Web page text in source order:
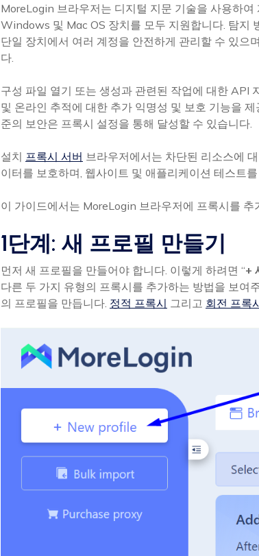
MoreLogin 브라우저는 디지털 지문 기술을 사용하여
Windows 및 Mac OS 장치를 모두 지원합니다. 탐지
단일 장치에서 여러 계정을 안전하게 관리할 수 있으
다.
구성 파일 열기 또는 생성과 관련된 작업에 대한 API
및 온라인 추적에 대한 추가 익명성 및 보호 기능을
준의 보안은 프록시 설정을 통해 달성할 수 있습니다.
설치 프록시 서버 브라우저에서는 차단된 리소스에
이터를 보호하며, 웹사이트 및 애플리케이션 테스트
이 가이드에서는 MoreLogin 브라우저에 프록시를 추
1단계: 새 프로필 만들기
먼저 새 프로필을 만들어야 합니다. 이렇게 하려면 “+
다른 두 가지 유형의 프록시를 추가하는 방법을 보여
의 프로필을 만듭니다. 정적 프록시 그리고 회전 프록